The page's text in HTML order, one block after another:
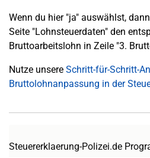
Wenn du hier "ja" auswählst,
Seite "Lohnsteuerdaten" den
Bruttoarbeitslohn in Zeile "3.
Nutze unsere Schritt-für-Schritt-
Bruttolohnanpassung in der
Steuererklaerung-Polizei.de